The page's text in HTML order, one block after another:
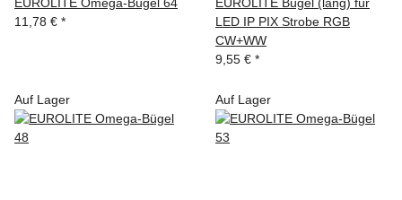
11,78 € *
LED IP PIX Strobe RGB
CW+WW
9,55 € *
Auf Lager Auf Lager